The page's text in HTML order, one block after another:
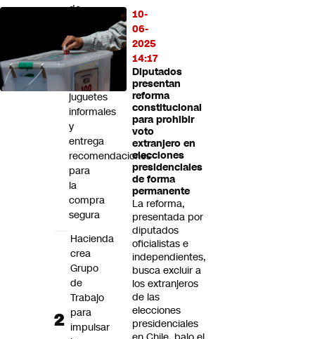
10-
06-
2025
14:17
Diputados
presentan
reforma
constitucional
para prohibir
voto
extranjero en
elecciones
presidenciales
de forma
permanente
La reforma,
presentada por
diputados
oficialistas e
independientes,
busca excluir a
los extranjeros
de las
elecciones
presidenciales
de
alerta
por
riesgos
de
juguetes
informales
y
entrega
recomendaciones
para
la
compra
segura
Hacienda
crea
Grupo
de
Trabajo
para
impulsar